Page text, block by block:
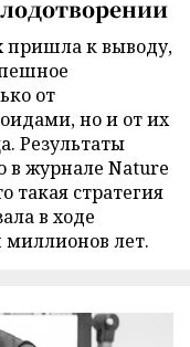
пришла к выводу,
от
но и от их
Результаты
в журнале Nature
такая стратегия
в ходе
лет.